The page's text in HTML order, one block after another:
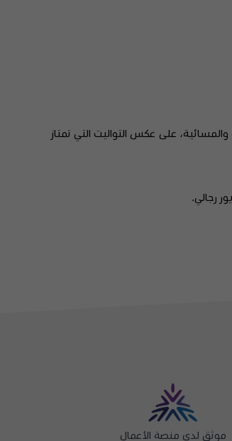
على عكس التواليت التي تمتاز
رجالي.
موثق لدى منصة الأعمال